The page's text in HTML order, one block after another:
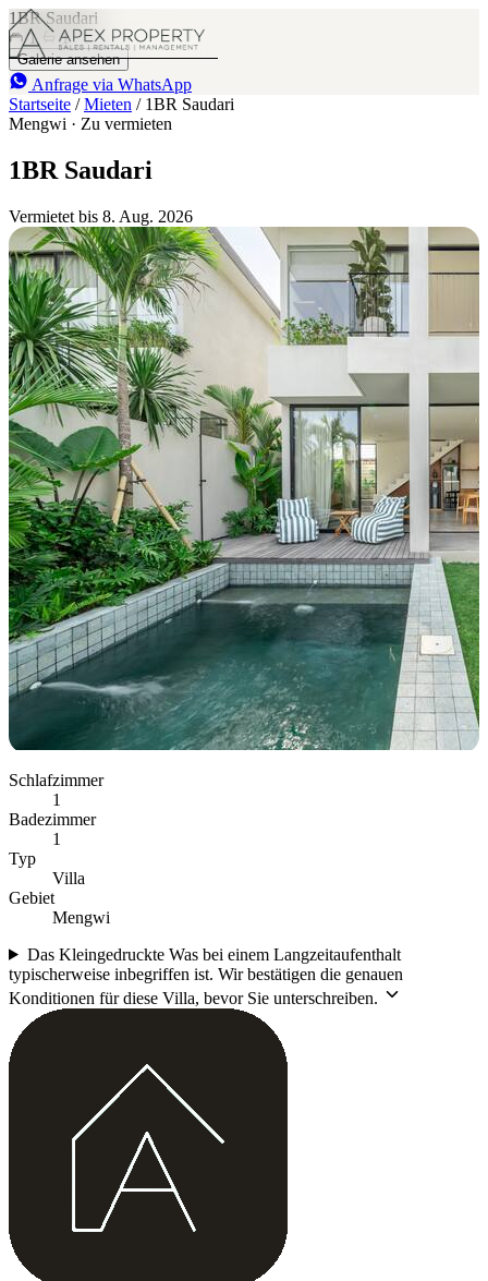
1BR Saudari
1
1
Galerie ansehen
Anfrage via WhatsApp
Startseite / Mieten / 1BR Saudari
Mengwi · Zu vermieten
1BR Saudari
Vermietet bis 8. Aug. 2026
Schlafzimmer
1
Badezimmer
1
Typ
Villa
Gebiet
Mengwi
Das Kleingedruckte Was bei einem Langzeitaufenthalt
typischerweise inbegriffen ist. Wir bestätigen die genauen
Konditionen für diese Villa, bevor Sie unterschreiben.